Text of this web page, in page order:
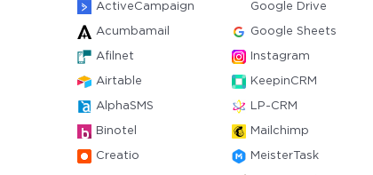
ActiveCampaign Google Drive
Acumbamail Google Sheets
Afilnet Instagram
Airtable KeepinCRM
AlphaSMS LP-CRM
Binotel Mailchimp
Creatio MeisterTask